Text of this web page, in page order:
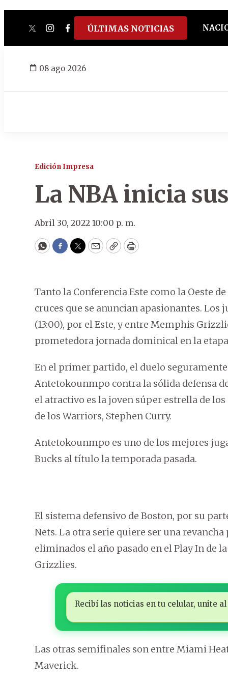
twitterinstagram
facebook
tiktokyoutube
spotify
ÚLTIMAS NOTICIAS
08 ago 2026
Edición Impresa
La NBA inicia
Abril 30, 2022 10:00 p. m.
WhatsApp
Facebook
Twitter
EmailCopyPrint
Tanto la Conferencia Este como la Oeste
cruces que se anuncian apasionantes.
(13:00), por el Este, y entre Memphis
prometedora jornada dominical en la
En el primer partido, el duelo
Antetokounmpo contra la sólida defensa
el atractivo es la joven súper estrella de
de los Warriors, Stephen Curry.
Antetokounmpo es uno de los mejores
Bucks al título la temporada pasada.
El sistema defensivo de Boston, por su
Nets. La otra serie quiere ser una
eliminados el año pasado en el Play In de
Grizzlies.
Recibí las noticias en tu celular, unite
Las otras semifinales son entre Miami
Maverick.